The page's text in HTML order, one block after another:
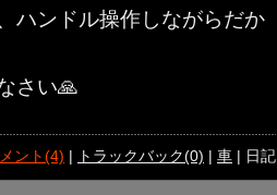
ハンドル操作しながらだか
さい🙏
ント(4) | トラックバック(0) | 車 | 日記